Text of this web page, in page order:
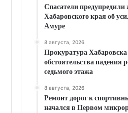
Спасатели предупредили
Хабаровского края об
Амуре
8 августа, 2026
Прокуратура
обстоятельства падения
седьмого этажа
8 августа, 2026
Ремонт дорог к
начался в Первом